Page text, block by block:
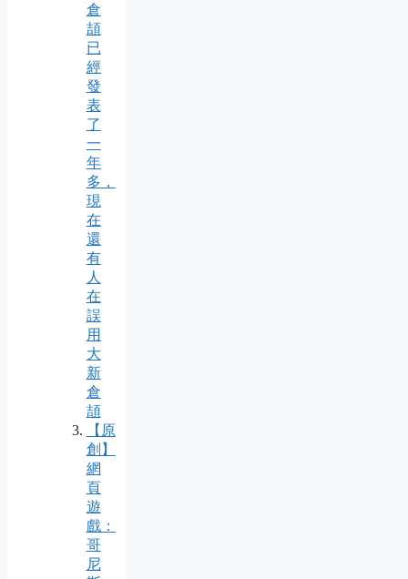
倉
頡
已
經
發
表
了
一
年
多，
現
在
還
有
人
在
誤
用
大
新
倉
頡
【原
創】
網
頁
遊
戲：
哥
尼